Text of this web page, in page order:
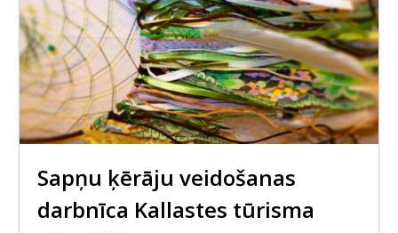
Sapņu ķērāju veidošanas
darbnīca Kallastes tūrisma